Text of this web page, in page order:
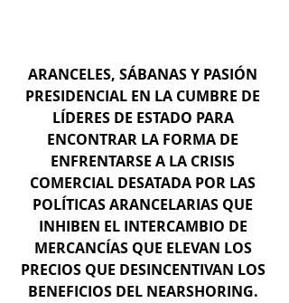
ARANCELES, SÁBANAS Y PASIÓN
PRESIDENCIAL EN LA CUMBRE DE
LÍDERES DE ESTADO PARA
ENCONTRAR LA FORMA DE
ENFRENTARSE A LA CRISIS
COMERCIAL DESATADA POR LAS
POLÍTICAS ARANCELARIAS QUE
INHIBEN EL INTERCAMBIO DE
MERCANCÍAS QUE ELEVAN LOS
PRECIOS QUE DESINCENTIVAN LOS
BENEFICIOS DEL NEARSHORING.